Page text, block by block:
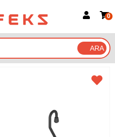
Google İle Bağlan
0